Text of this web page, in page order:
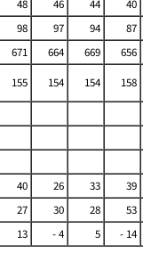
48 46 44 40
98 97 94 87
671 664 669 656
155 154 154 158
40 26 33 39
27 30 28 53
13 - 4 5 - 14